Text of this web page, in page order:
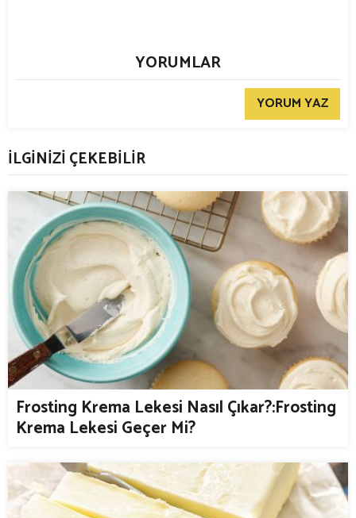
YORUMLAR
YORUM YAZ
İLGİNİZİ ÇEKEBİLİR
Frosting Krema Lekesi Nasıl Çıkar?:Frosting
Krema Lekesi Geçer Mi?